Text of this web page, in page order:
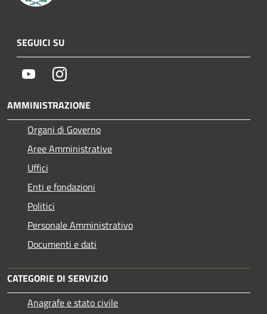
SEGUICI SU
YoutubeInstagram
AMMINISTRAZIONE
Organi di Governo
Aree Amministrative
Uffici
Enti e fondazioni
Politici
Personale Amministrativo
Documenti e dati
CATEGORIE DI SERVIZIO
Anagrafe e stato civile